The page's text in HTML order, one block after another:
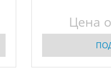
Цена